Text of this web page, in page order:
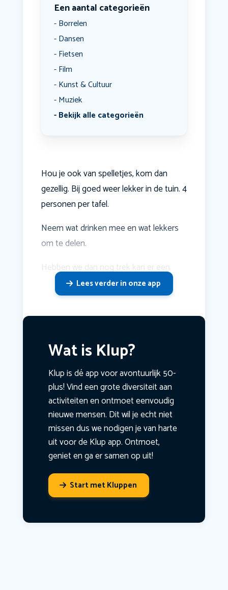
Een aantal categorieën
Borrelen
Dansen
Fietsen
Film
Kunst & Cultuur
Muziek
Bekijk alle categorieën
Hou je ook van spelletjes, kom dan
gezellig. Bij goed weer lekker in de tuin. 4
personen per tafel.
Neem wat drinken mee en wat lekkers
om te delen.
Hebben we dan nog trek kan er een
Lees verder in onze app
Wat is Klup?
Klup is dé app voor avontuurlijk 50-
plus! Vind een grote diversiteit aan
activiteiten en ontmoet eenvoudig
nieuwe mensen. Dit wil je echt niet
missen dus we nodigen je van harte
uit voor de Klup app. Ontmoet,
geniet en ga er samen op uit!
Start met Kluppen